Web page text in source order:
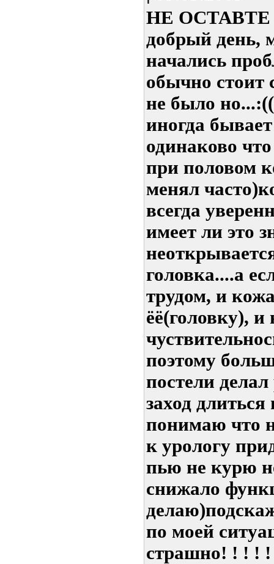
НЕ
добрый день,
начались
обычно стоит
не было
иногда
одинаково
при половом
менял
всегда
имеет ли это
головка....а
трудом, и
ёё(головку), и
поэтому
постели
заход длиться
понимаю что
к урологу
пью не курю
снижало
по моей
страшно! ! ! !